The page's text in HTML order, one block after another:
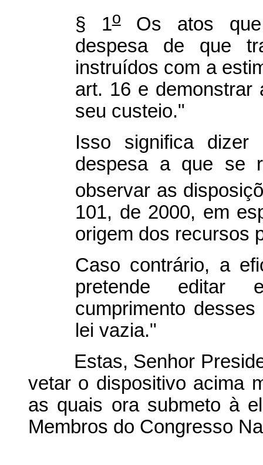
§ 1oOs atos que
despesa de que
instruídos com a
art. 16 e demonstrar
seu custeio."
Isso significa
despesa a que se
observar as
101, de 2000, em
origem dos recursos
Caso contrário, a
pretende editar
cumprimento
lei vazia."
Estas, Senhor
vetar o dispositivo acima
as quais ora submeto à
Membros do Congresso